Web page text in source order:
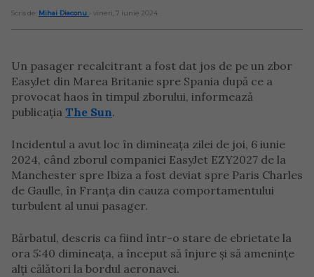
Scris de: Mihai Diaconu - vineri, 7 iunie 2024
Un pasager recalcitrant a fost dat jos de pe un zbor
EasyJet din Marea Britanie spre Spania după ce a
provocat haos în timpul zborului, informează
publicația The Sun.
Incidentul a avut loc în dimineața zilei de joi, 6 iunie
2024, când zborul companiei EasyJet EZY2027 de la
Manchester spre Ibiza a fost deviat spre Paris Charles
de Gaulle, în Franța din cauza comportamentului
turbulent al unui pasager.
Bărbatul, descris ca fiind într-o stare de ebrietate la
ora 5:40 dimineața, a început să înjure și să amenințe
alți călători la bordul aeronavei.